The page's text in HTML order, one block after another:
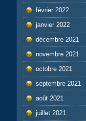
février 2022
janvier 2022
décembre 2021
novembre 2021
octobre 2021
septembre 2021
août 2021
juillet 2021